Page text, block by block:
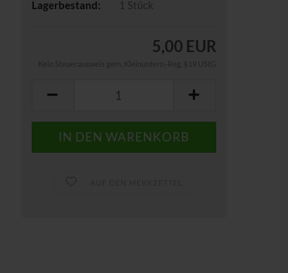
Lagerbestand: 1 Stück
5,00 EUR